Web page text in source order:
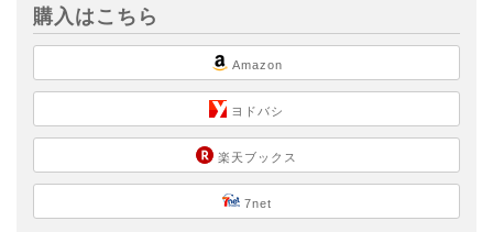
購入はこちら
Amazon
ヨドバシ
楽天ブックス
7net